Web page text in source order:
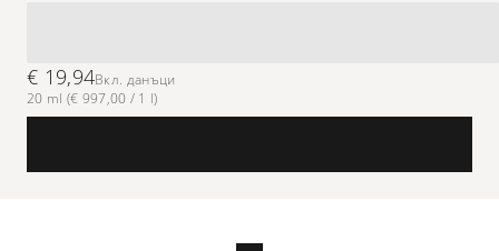
€ 19,94Вкл. данъци
20 ml (€ 997,00 / 1 l)